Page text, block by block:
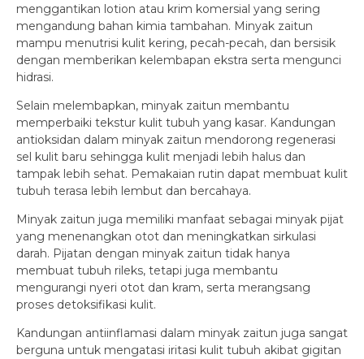
menggantikan lotion atau krim komersial yang sering
mengandung bahan kimia tambahan. Minyak zaitun
mampu menutrisi kulit kering, pecah-pecah, dan bersisik
dengan memberikan kelembapan ekstra serta mengunci
hidrasi.
Selain melembapkan, minyak zaitun membantu
memperbaiki tekstur kulit tubuh yang kasar. Kandungan
antioksidan dalam minyak zaitun mendorong regenerasi
sel kulit baru sehingga kulit menjadi lebih halus dan
tampak lebih sehat. Pemakaian rutin dapat membuat kulit
tubuh terasa lebih lembut dan bercahaya.
Minyak zaitun juga memiliki manfaat sebagai minyak pijat
yang menenangkan otot dan meningkatkan sirkulasi
darah. Pijatan dengan minyak zaitun tidak hanya
membuat tubuh rileks, tetapi juga membantu
mengurangi nyeri otot dan kram, serta merangsang
proses detoksifikasi kulit.
Kandungan antiinflamasi dalam minyak zaitun juga sangat
berguna untuk mengatasi iritasi kulit tubuh akibat gigitan